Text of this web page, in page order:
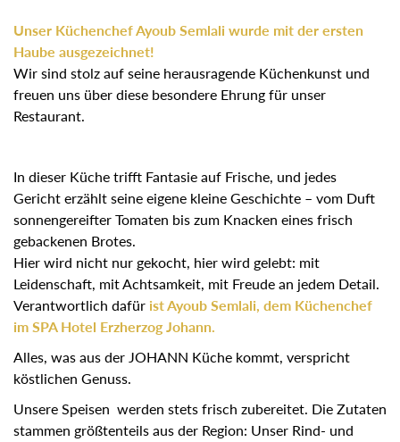
Unser Küchenchef Ayoub Semlali wurde mit der ersten
Haube ausgezeichnet!
Wir sind stolz auf seine herausragende Küchenkunst und
freuen uns über diese besondere Ehrung für unser
Restaurant.
In dieser Küche trifft Fantasie auf Frische, und jedes
Gericht erzählt seine eigene kleine Geschichte – vom Duft
sonnengereifter Tomaten bis zum Knacken eines frisch
gebackenen Brotes.
Hier wird nicht nur gekocht, hier wird gelebt: mit
Leidenschaft, mit Achtsamkeit, mit Freude an jedem Detail.
Verantwortlich dafür ist Ayoub Semlali, dem Küchenchef
im SPA Hotel Erzherzog Johann.
Alles, was aus der JOHANN Küche kommt, verspricht
köstlichen Genuss.
Unsere Speisen werden stets frisch zubereitet. Die Zutaten
stammen größtenteils aus der Region: Unser Rind- und